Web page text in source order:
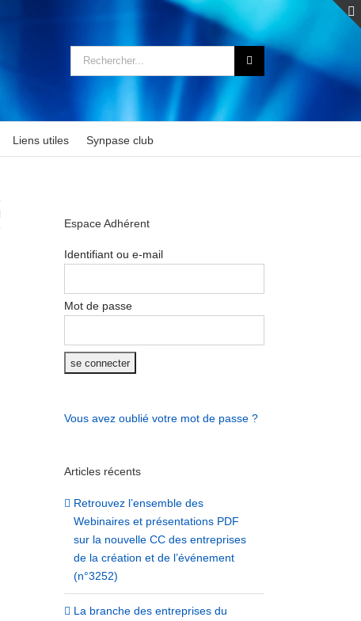
Rechercher:
Liens utiles Synpase club
Espace Adhérent
Identifiant ou e-mail
Mot de passe
Vous avez oublié votre mot de passe ?
Articles récents
Retrouvez l’ensemble des
Webinaires et présentations PDF
sur la nouvelle CC des entreprises
de la création et de l’événement
(n°3252)
La branche des entreprises du